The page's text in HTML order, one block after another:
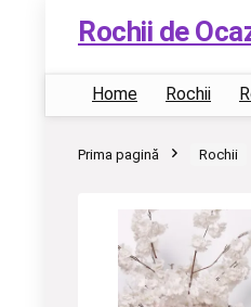
Rochii de
Home Rochii
Prima pagină Rochii